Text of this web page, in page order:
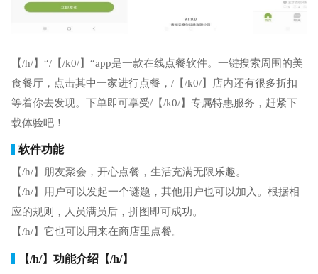
【/h/】“/【/k0/】“app是一款在线点餐软件。一键搜索周围的美
食餐厅，点击其中一家进行点餐，/【/k0/】店内还有很多折扣
等着你去发现。下单即可享受/【/k0/】专属特惠服务，赶紧下
载体验吧！
软件功能
【/h/】朋友聚会，开心点餐，生活充满无限乐趣。
【/h/】用户可以发起一个谜题，其他用户也可以加入。根据相
应的规则，人员满员后，拼图即可成功。
【/h/】它也可以用来在商店里点餐。
【/h/】功能介绍【/h/】